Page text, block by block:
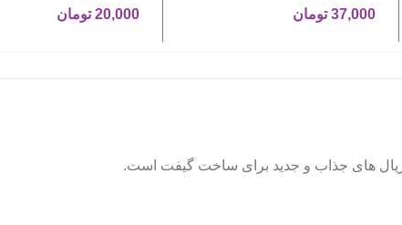
37,000 تومان
20,000 تومان
های جذاب و جدید برای ساخت گیفت است.